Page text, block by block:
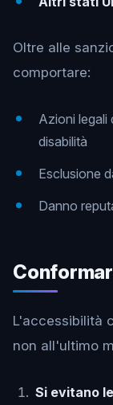
Oltre alle
comportare:
Azioni legali
disabilità
Esclusione
Danno
L'accessibilità
non all'ultimo
Si evitano